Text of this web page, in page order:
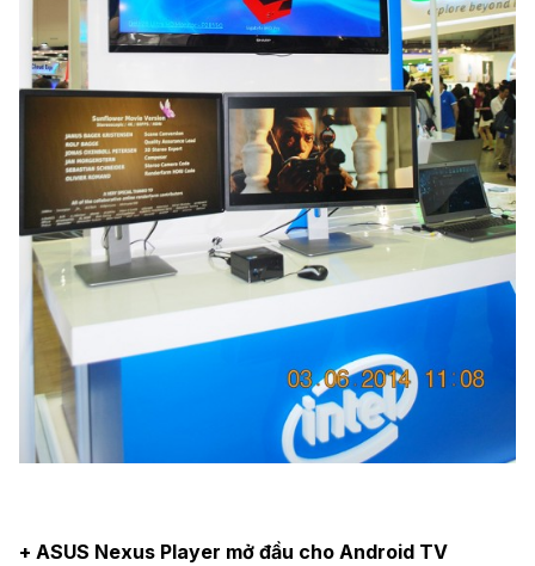
+ ASUS Nexus Player mở đầu cho Android TV